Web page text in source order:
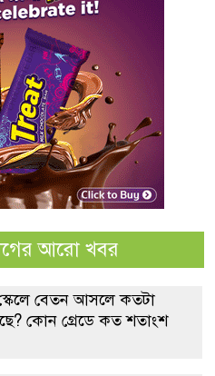
আরো খবর
বেতন আসলে কতটা
কোন গ্রেডে কত শতাংশ